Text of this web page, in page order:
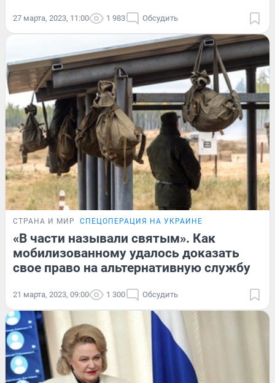
27 марта, 2023, 11:00 1 983 Обсудить
СТРАНА И МИР СПЕЦОПЕРАЦИЯ НА УКРАИНЕ
«В части называли святым». Как
мобилизованному удалось доказать
свое право на альтернативную службу
21 марта, 2023, 09:00 1 300 Обсудить